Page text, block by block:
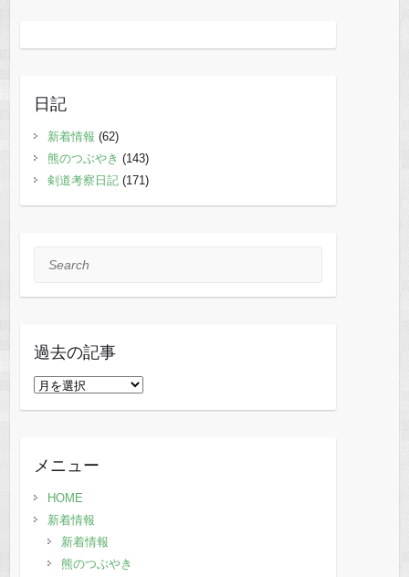
日記
新着情報 (62)
熊のつぶやき (143)
剣道考察日記(171)
Search
過去の記事
過
事メニュー
HOME
新着情報
新着情報
熊のつぶやき